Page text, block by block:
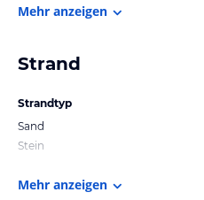
Mehr anzeigen
Strand
Strandtyp
Sand
Stein
Mehr anzeigen